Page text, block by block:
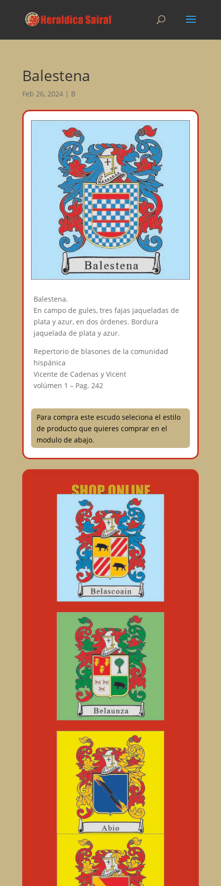
Balestena
Feb 26, 2024| B
Balestena.
En campo de gules, tres fajas jaqueladas de
plata y azur, en dos órdenes. Bordura
jaquelada de plata y azur.
Repertorio de blasones de la comunidad
hispánica
Vicente de Cadenas y Vicent
volúmen 1 – Pag. 242
Para compra este escudo seleciona el estilo
de producto que quieres comprar en el
modulo de abajo.